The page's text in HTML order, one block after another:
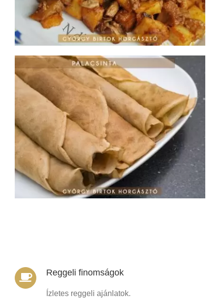
Reggeli finomságok
Ízletes reggeli ajánlatok.